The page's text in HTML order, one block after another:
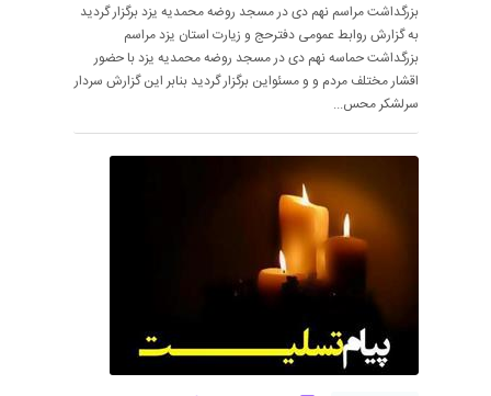
بزرگداشت مراسم نهم دی در مسجد روضه محمدیه یزد برگزار گردید
به گزارش روابط عمومی دفترحج و زیارت استان یزد مراسم
بزرگداشت حماسه نهم دی در مسجد روضه محمدیه یزد با حضور
اقشار مختلف مردم و و مسئواین برگزار گردید بنابر این گزارش سردار
سرلشکر محس...